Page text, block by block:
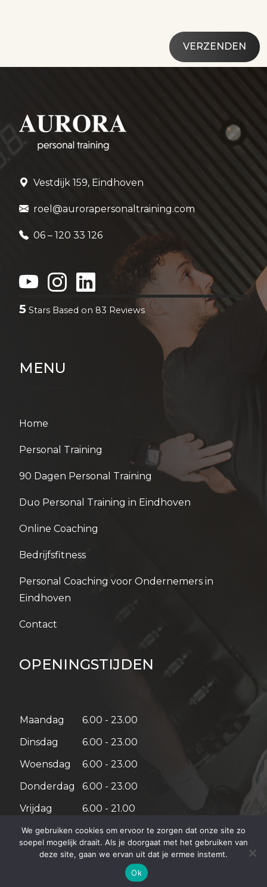
Vestdijk 159, Eindhoven
roel@aurorapersonaltraining.com
06 – 120 33 126
5 Stars Based on 83 Reviews
MENU
Home
Personal Training
90 Dagen Personal Training
Duo Personal Training in Eindhoven
Online Coaching
Bedrijfsfitness
Personal Coaching voor Ondernemers in
Eindhoven
Contact
OPENINGSTIJDEN
Maandag
6.00 - 23.00
Dinsdag
6.00 - 23.00
Woensdag
6.00 - 23.00
Donderdag
6.00 - 23.00
Vrijdag
6.00 - 21.00
Zaterdag
08:00 – 18:00
Zondag
08:00 – 18:00
We gebruiken cookies om ervoor te zorgen dat onze site zo
soepel mogelijk draait. Als je doorgaat met het gebruiken van
deze site, gaan we ervan uit dat je ermee instemt.
Ok